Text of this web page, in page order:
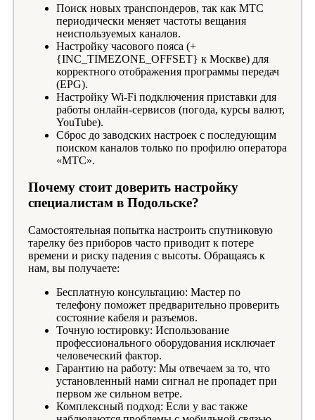
Поиск новых транспондеров, так как МТС
периодически меняет частоты вещания
неиспользуемых каналов.
Настройку часового пояса (+
{INC_TIMEZONE_OFFSET} к Москве) для
корректного отображения программы передач
(EPG).
Настройку Wi-Fi подключения приставки для
работы онлайн-сервисов (погода, курсы валют,
YouTube).
Сброс до заводских настроек с последующим
поиском каналов только по профилю оператора
«МТС».
Почему стоит доверить настройку
специалистам в Подольске?
Самостоятельная попытка настроить спутниковую
тарелку без приборов часто приводит к потере
времени и риску падения с высоты. Обращаясь к
нам, вы получаете:
Бесплатную консультацию: Мастер по
телефону поможет предварительно проверить
состояние кабеля и разъемов.
Точную юстировку: Использование
профессионального оборудования исключает
человеческий фактор.
Гарантию на работу: Мы отвечаем за то, что
установленный нами сигнал не пропадет при
первом же сильном ветре.
Комплексный подход: Если у вас также